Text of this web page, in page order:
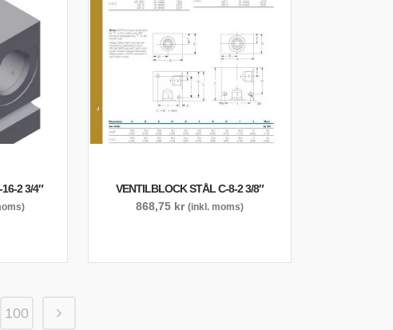
2 3/4″
VENTILBLOCK STÅL C-8-2 3/8″
868,75 kr (inkl. moms)
100